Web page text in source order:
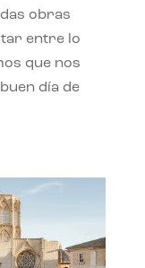
obras
entre lo
que nos
día de